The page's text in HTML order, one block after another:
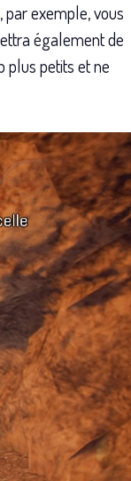
exemple, vous
également de
plus petits et ne